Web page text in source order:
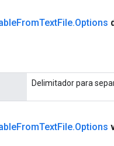
FromTextFile.Options
Delimitador para
FromTextFile.Options